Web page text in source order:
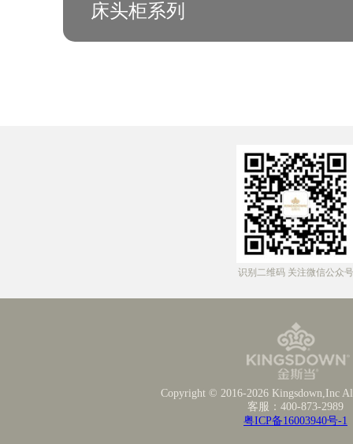
床头柜系列
识别二维码 关注微信公众号
Copyright © 2016-2026 Kingsdown,Inc
客服：400-873-2989
粤ICP备16003940号-1